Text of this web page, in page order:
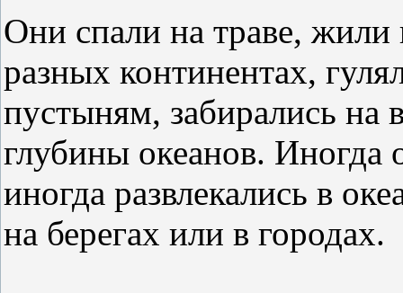
Они спали на траве, жили
разных континентах,
пустыням, забирались на
глубины океанов.
иногда развлекались в
на берегах или в городах.